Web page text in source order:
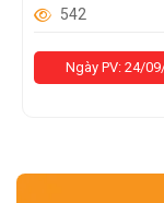
542
Ngày PV: 24/